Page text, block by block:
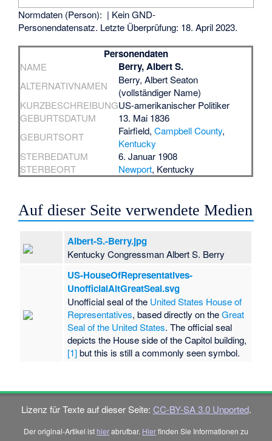
Normdaten (Person): | Kein GND-
Personendatensatz. Letzte Überprüfung: 18. April 2023.
Personendaten
NAME Berry, Albert S.
ALTERNATIVNAMEN
Berry, Albert Seaton
(vollständiger Name)
KURZBESCHREIBUNGUS-amerikanischer Politiker
GEBURTSDATUM
13. Mai 1836
GEBURTSORT
Fairfield,Campbell County,
Kentucky
STERBEDATUM
6. Januar 1908
STERBEORT
Newport, Kentucky
Auf dieser Seite verwendete Medien
Albert-S.-Berry.jpg
Kentucky Congressman Albert S. Berry
US-HouseOfRepresentatives-
UnofficialAltGreatSeal.svg
Unofficial seal of the United States House of
Representatives, based directly on theGreat
Seal of the United States. The official seal
depicts the House side of the Capitol building,
[1]but this is still a commonly seen symbol.
Lizenz für Texte auf dieser Seite: CC-BY-SA 3.0 Unported.
Der original-Artikel ist hierabrufbar. Hierfinden Sie Informationen zu